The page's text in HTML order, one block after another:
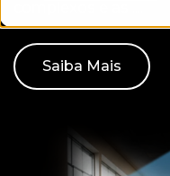
Saiba Mais